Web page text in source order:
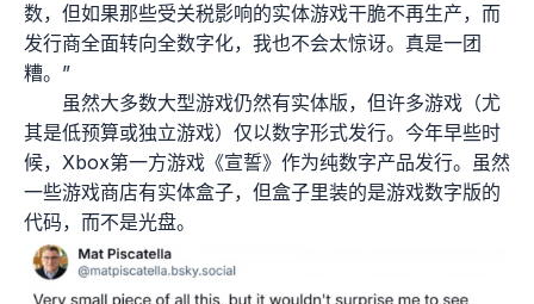
数，但如果那些受关税影响的实体游戏干脆不再生产，而
发行商全面转向全数字化，我也不会太惊讶。真是一团
糟。”
虽然大多数大型游戏仍然有实体版，但许多游戏（尤
其是低预算或独立游戏）仅以数字形式发行。今年早些时
候，Xbox第一方游戏《宣誓》作为纯数字产品发行。虽然
一些游戏商店有实体盒子，但盒子里装的是游戏数字版的
代码，而不是光盘。